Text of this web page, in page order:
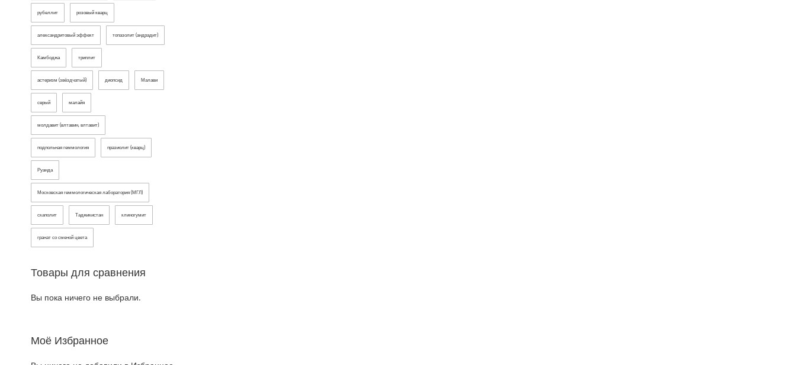
рубеллит розовый кварц
александритовый эффект топазолит (андрадит)
Камбоджа триплит
астеризм (звёздчатый) диопсид Малави
серый малайя
молдавит (влтавин, влтавит)
подпольная геммология празиолит (кварц)
Руанда
Московская геммологическая лаборатория (МГЛ)
скаполит Таджикистан клиногумит
гранат со сменой цвета
Товары для сравнения
Вы пока ничего не выбрали.
Моё Избранное